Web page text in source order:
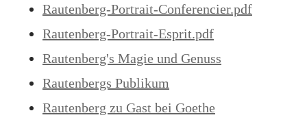
Rautenberg-Portrait-Conferencier.pdf
Rautenberg-Portrait-Esprit.pdf
Rautenberg's Magie und Genuss
Rautenbergs Publikum
Rautenberg zu Gast bei Goethe